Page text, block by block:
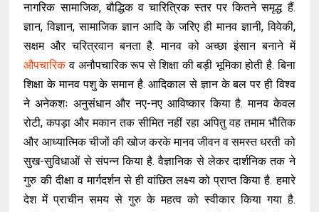
नागरिक सामाजिक, बौद्धिक व चारित्रिक स्तर पर कितने समृद्ध हैं.
ज्ञान, विज्ञान, सामाजिक ज्ञान आदि के जरिए ही मानव ज्ञानी, विवेकी,
सक्षम और चरित्रवान बनता है. मानव को अच्छा इंसान बनाने में
औपचारिकव अनौपचारिक रूप से शिक्षा की बड़ी भूमिका होती है. बिना
शिक्षा के मानव पशु के समान है. आदिकाल से ज्ञान के बल पर ही विश्व
ने अनेकशः अनुसंधान और नए-नए आविष्कार किया है. मानव केवल
रोटी, कपड़ा और मकान तक सीमित नहीं रहा अपितु वह तमाम भौतिक
और आध्यात्मिक चीजों की खोज करके मानव जीवन व समस्त धरती को
सुख-सुविधाओं से संपन्न किया है. वैज्ञानिक से लेकर दार्शनिक तक ने
गुरु की दीक्षा व मार्गदर्शन से ही वांछित लक्ष्य को प्राप्त किया है. हमारे
देश में प्राचीन समय से गुरु के महत्व को स्वीकार किया गया है.